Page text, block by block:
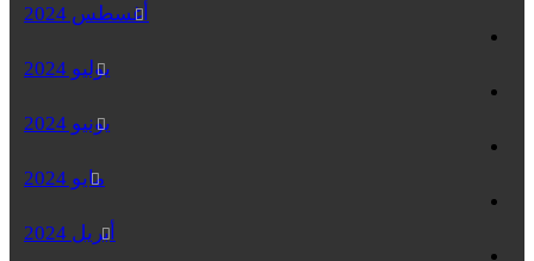
أغسطس 2024
يوليو 2024
يونيو 2024
مايو 2024
أبريل 2024